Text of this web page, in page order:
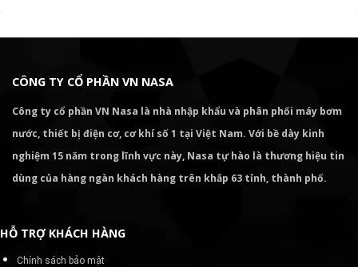
CÔNG TY CỔ PHẦN VN NASA
Công ty cổ phần VN Nasa là nhà nhập khẩu và phân phối máy bơm
nước, thiết bị điện cơ, cơ khí số 1 tại Việt Nam. Với bề dày kinh
nghiệm 15 năm trong lĩnh vực này, Nasa tự hào là thương hiệu tin
dùng của hàng ngàn khách hàng trên khắp 63 tỉnh, thành phố.
HỖ TRỢ KHÁCH HÀNG
Chính sách bảo mật